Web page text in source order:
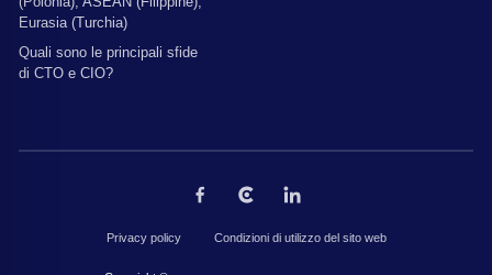
Eurasia (Turchia)
Quali sono le principali sfide
di CTO e CIO?
Privacy policy Condizioni di utilizzo del sito web